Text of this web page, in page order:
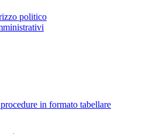
politico
in formato tabellare